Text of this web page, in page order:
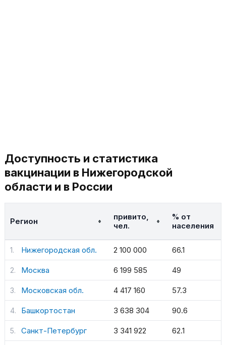
Доступность и статистика
вакцинации в Нижегородской
области и в России
Регион
привито,
чел.
% от
населения
Нижегородская обл. 2 100 000 66.1
Москва 6 199 585 49
Московская обл. 4 417 160 57.3
Башкортостан 3 638 304 90.6
Санкт-Петербург 3 341 922 62.1